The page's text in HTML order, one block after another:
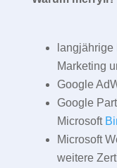
Marketing
Google
Google
Microsoft
Microsoft
weitere